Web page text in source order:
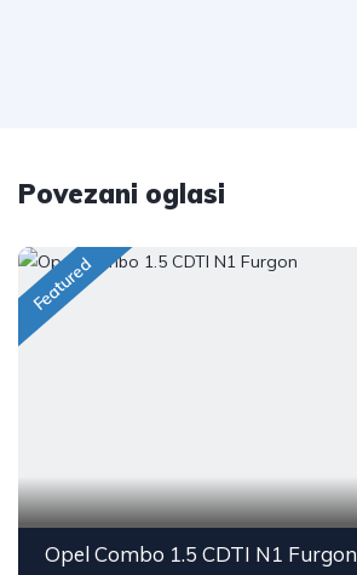
Povezani oglasi
Featured
Opel Combo 1.5 CDTI N1 Furgon